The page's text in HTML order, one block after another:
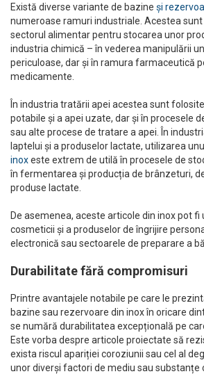
Există diverse variante de bazine și
numeroase ramuri industriale. Acestea
sectorul alimentar pentru stocarea unor
industria chimică – în vederea manipulării
periculoase, dar și în ramura farmaceutică
medicamente.
În industria tratării apei acestea sunt
potabile și a apei uzate, dar și în procesele
sau alte procese de tratare a apei. În
laptelui și a produselor lactate, utilizarea
inoxeste extrem de utilă în procesele de
în fermentarea și producția de brânzeturi,
produse lactate.
De asemenea, aceste articole din inox pot
cosmeticii și a produselor de îngrijire
electronică sau sectoarele de preparare a
Durabilitate fără compromisuri
Printre avantajele notabile pe care le
bazine sau rezervoare din inox în oricare
se numără durabilitatea excepțională pe
Este vorba despre articole proiectate să
exista riscul apariției coroziunii sau cel al
unor diverși factori de mediu sau substanțe